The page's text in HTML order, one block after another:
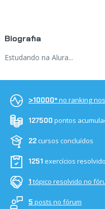
Biografia
Estudando na Alura...
>10000ºno ranking
127500 pontos
22cursos concluídos
1251 exercícios
1 tópico resolvido no
5 posts no fórum